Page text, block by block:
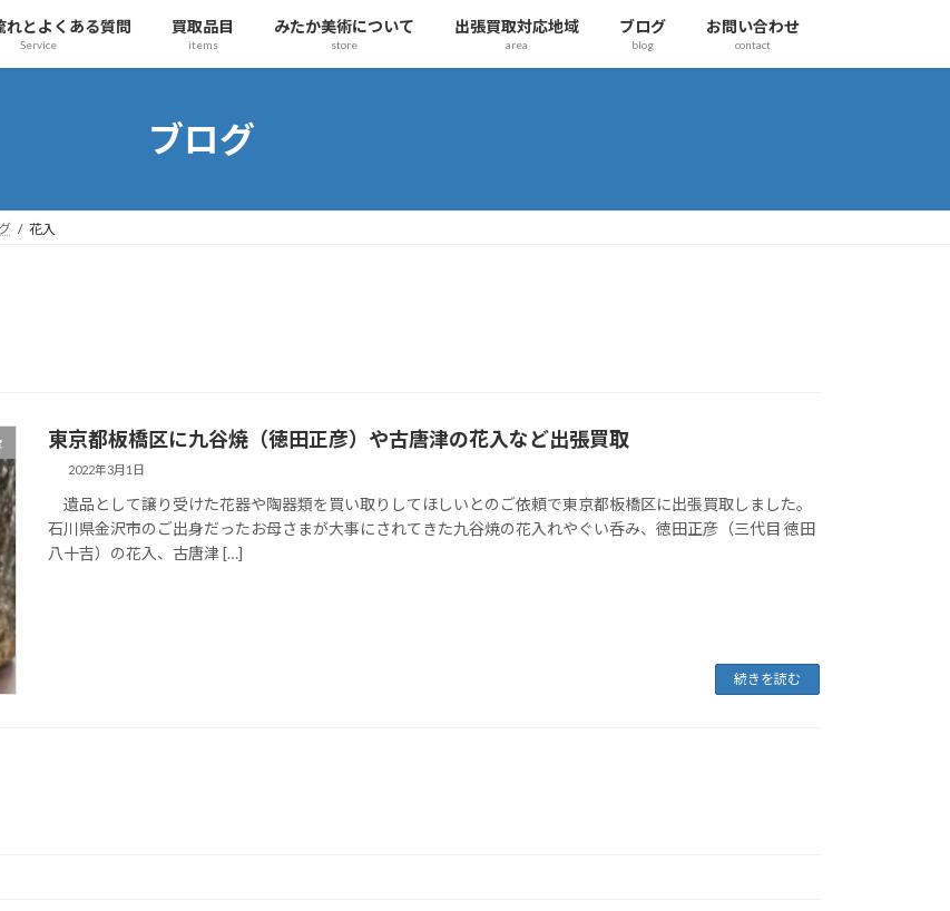
れとよくある質問
Service
買取品目
items
みたか美術について
store
出張買取対応地域
area
ブログ
blog
お問い合わせ
contact
ブログ
花入
東京都板橋区に九谷焼（徳田正彦）や古唐津の花入など出張買取
2022年3月1日
遺品として譲り受けた花器や陶器類を買い取りしてほしいとのご依頼で東京都板橋区に出張買取しました。
石川県金沢市のご出身だったお母さまが大事にされてきた九谷焼の花入れやぐい呑み、徳田正彦（三代目 徳田
八十吉）の花入、古唐津 […]
続きを読む